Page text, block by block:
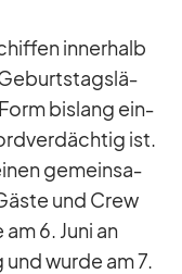
in­ner­halb
Ge­burts­tags­lä­
bis­lang ein­
ist.
ge­mein­sa­
und Crew
6. Juni an
wurde am 7.